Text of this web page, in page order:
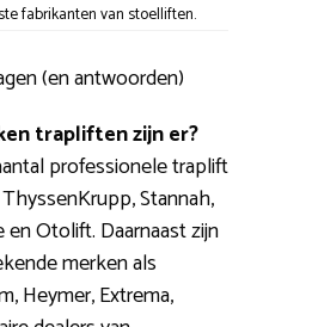
fabrikanten van stoelliften.
(en antwoorden)
trapliften zijn er?
professionele traplift
Stannah,
en Otolift. Daarnaast zijn
merken als
Heymer, Extrema,